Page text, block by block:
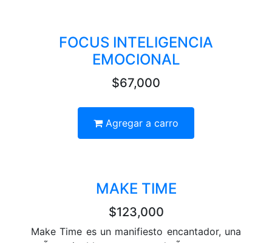
FOCUS INTELIGENCIA
EMOCIONAL
$67,000
Agregar a carro
MAKE TIME
$123,000
Make Time es un manifiesto encantador, una